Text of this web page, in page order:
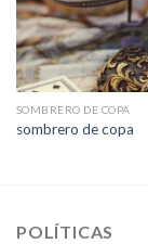
SOMBRERO DE COPA
sombrero de copa
POLÍTICAS